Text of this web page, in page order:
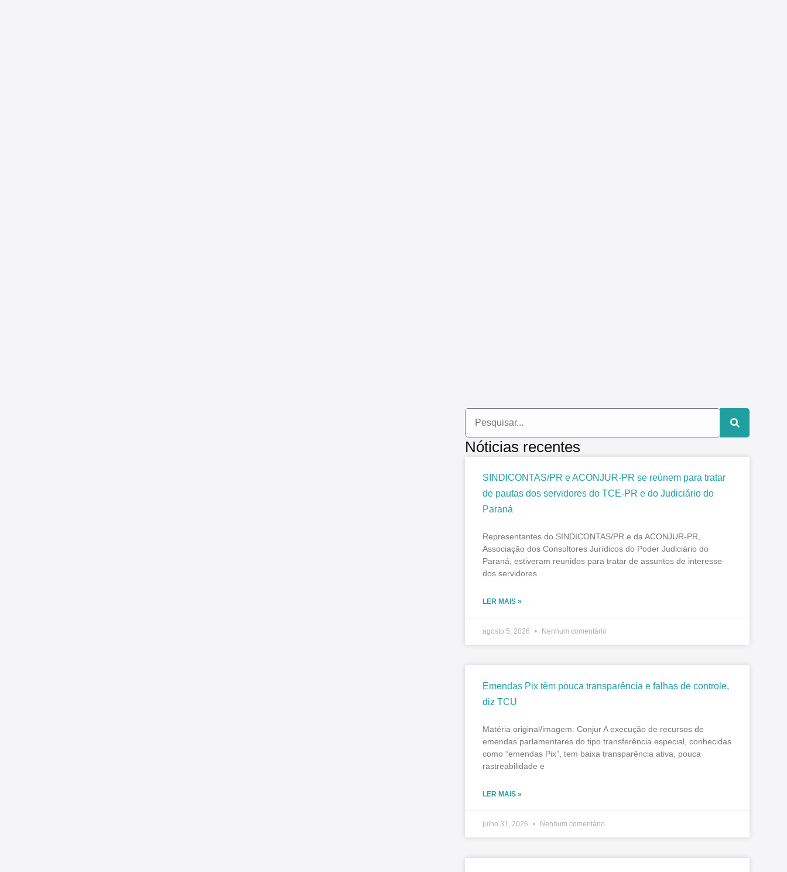
Nóticias recentes
SINDICONTAS/PR e ACONJUR-PR se reúnem para tratar
de pautas dos servidores do TCE-PR e do Judiciário do
Paraná
Representantes do SINDICONTAS/PR e da ACONJUR-PR,
Associação dos Consultores Jurídicos do Poder Judiciário do
Paraná, estiveram reunidos para tratar de assuntos de interesse
dos servidores
LER MAIS »
agosto 5, 2026 Nenhum comentário
Emendas Pix têm pouca transparência e falhas de controle,
diz TCU
Matéria original/imagem: Conjur A execução de recursos de
emendas parlamentares do tipo transferência especial, conhecidas
como “emendas Pix”, tem baixa transparência ativa, pouca
rastreabilidade e
LER MAIS »
julho 31, 2026 Nenhum comentário